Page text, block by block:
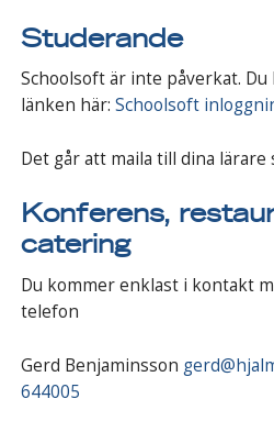
Studerande
Schoolsoft är inte påverkat.
länken här:Schoolsoft
Det går att maila till dina lärare
Konferens,
catering
Du kommer enklast i kontakt
telefon
Gerd Benjaminsson
644005